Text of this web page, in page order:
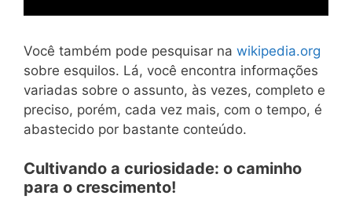
Você também pode pesquisar na wikipedia.org
sobre esquilos. Lá, você encontra informações
variadas sobre o assunto, às vezes, completo e
preciso, porém, cada vez mais, com o tempo, é
abastecido por bastante conteúdo.
Cultivando a curiosidade: o caminho
para o crescimento!